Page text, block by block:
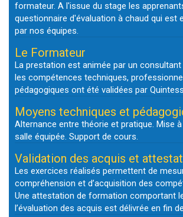
formateur. A l'issue du stage les
questionnaire d'évaluation à chaud qui est
par nos équipes.
Le Formateur
La prestation est animée par un
les compétences techniques,
pédagogiques ont été validées par
Moyens techniques et
Alternance entre théorie et pratique. Mise
salle équipée. Support de cours.
Validation des acquis et
Les exercices réalisés permettent de
compréhension et d’acquisition des
Une attestation de formation comportant
l’évaluation des acquis est délivrée en fin